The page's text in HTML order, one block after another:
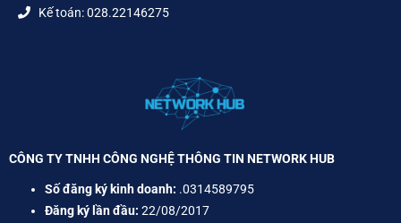
Kế toán: 028.22146275
CÔNG TY TNHH CÔNG NGHỆ THÔNG TIN NETWORK HUB
Số đăng ký kinh doanh: .0314589795
Đăng ký lần đầu: 22/08/2017